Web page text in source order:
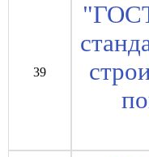
39